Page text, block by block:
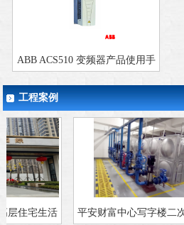
ABB ACS510 变频器产品使用手
工程案例
住宅生活 平安财富中心写字楼二次
ABB 应用于供水变频器F0001过流
ABB ACS510变频器F0001过流故障分析